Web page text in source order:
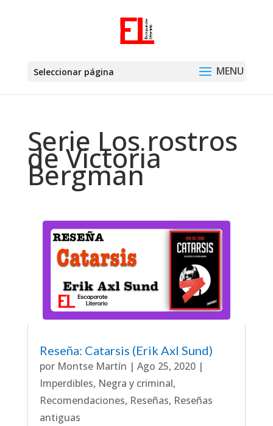
Seleccionar página
Serie Los rostros
de Victoria
Bergman
Reseña: Catarsis (Erik Axl Sund)
por Montse Martín | Ago 25, 2020|
Imperdibles, Negra y criminal,
Recomendaciones, Reseñas, Reseñas
antiguas